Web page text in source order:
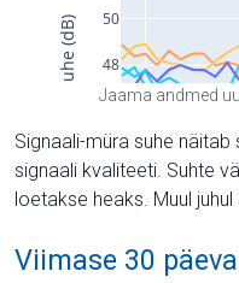
Jaama andmed
Signaali-müra suhe
signaali kvaliteeti. Suhte
loetakse heaks. Muul
Viimase 30